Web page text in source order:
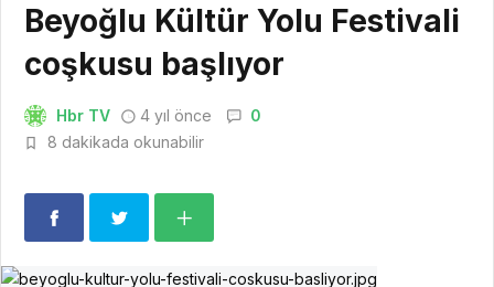
Beyoğlu Kültür Yolu Festivali
coşkusu başlıyor
Hbr TV 4 yıl önce
0
8 dakikada okunabilir